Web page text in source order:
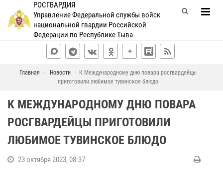
РОСГВАРДИЯ
Управление Федеральной службы войск
национальной гвардии Российской
Федерации по Республике Тыва
Главная Новости
К Международному дню повара росгвардейцы
приготовили любимое тувинское блюдо
К МЕЖДУНАРОДНОМУ ДНЮ ПОВАРА
РОСГВАРДЕЙЦЫ ПРИГОТОВИЛИ
ЛЮБИМОЕ ТУВИНСКОЕ БЛЮДО
23 октября 2023, 08:37